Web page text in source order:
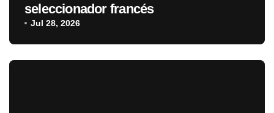
seleccionador francés
Jul 28, 2026